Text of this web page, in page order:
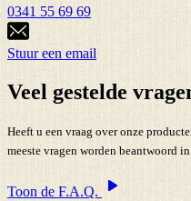
0341 55 69 69
Stuur een email
Veel gestelde
Heeft u een vraag over onze
meeste vragen worden beantwoord
Toon de F.A.Q.